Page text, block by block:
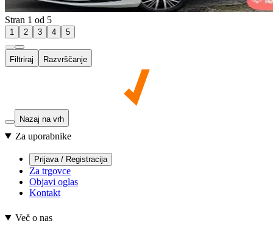
Stran 1 od 5
1 2 3 4 5
Filtriraj Razvrščanje
Nazaj na vrh
Za uporabnike
Prijava / Registracija
Za trgovce
Objavi oglas
Kontakt
Več o nas